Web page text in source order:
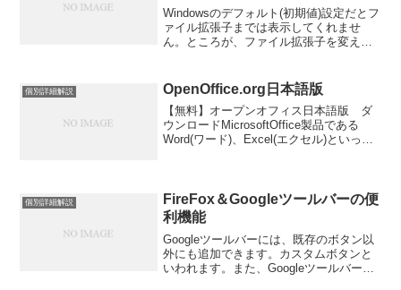
Windowsのデフォルト(初期値)設定だとフ
ァイル拡張子までは表示してくれませ
ん。ところが、ファイル拡張子を変えた
させたいときの設定方法。＜XPの場合
(95、98、2...
個別詳細解説 OpenOffice.org日本語版
【無料】オープンオフィス日本語版 ダ
ウンロードMicrosoftOffice製品である
Word(ワード)、Excel(エクセル)といった
個別詳細解説
FireFox＆Googleツールバーの便
利機能
Googleツールバーには、既存のボタン以
外にも追加できます。カスタムボタンと
いわれます。また、Googleツールバーに